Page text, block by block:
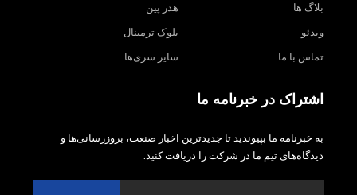
بلاگ ها
ویدئو
تماس با ما
هدر پین
بلوک ترمینال
سایر سری‌ها
اشتراک در خبرنامه ما
به خبرنامه ما بپیوندید تا جدیدترین اخبار صنعت، بروزرسانی‌ها و
دیدگاه‌های تیم ما در شرکت را دریافت کنید.